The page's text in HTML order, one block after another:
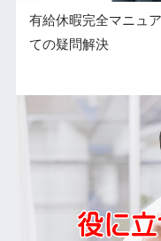
有給休暇完全マニュ
ての疑問解決